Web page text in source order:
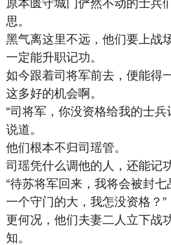
原本匮守城门俨然不动的士兵
思。
黑气离这里不远，他们要上战
一定能升职记功。
如今跟着司将军前去，便能得
这多好的机会啊。
“司将军，你没资格给我的士兵
说道。
他们根本不归司瑶管。
司瑶凭什么调他的人，还能记
“待苏将军回来，我将会被封
一个守门的大，我怎没资格？”
更何况，他们夫妻二人立下战
知。